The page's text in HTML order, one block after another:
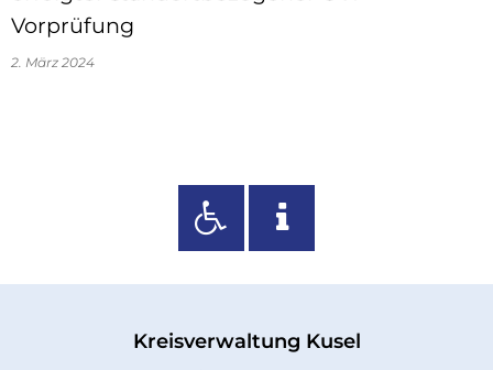
Vorprüfung
2. März 2024
Kreisverwaltung Kusel